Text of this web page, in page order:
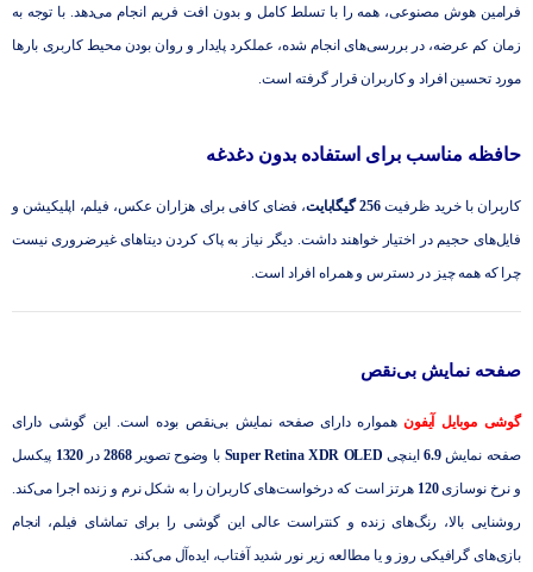
فرامین هوش مصنوعی، همه را با تسلط کامل و بدون افت فریم انجام می‌دهد. با توجه به
زمان کم عرضه، در بررسی‌های انجام شده، عملکرد پایدار و روان بودن محیط کاربری بارها
مورد تحسین افراد و کاربران قرار گرفته است.
حافظه مناسب برای استفاده بدون دغدغه
کاربران با خرید ظرفیت256 گیگابایت
، فضای کافی برای هزاران عکس، فیلم، اپلیکیشن و
فایل‌های حجیم در اختیار خواهند داشت. دیگر نیاز به پاک کردن دیتاهای غیرضروری نیست
چرا که همه چیز در دسترس و همراه افراد است.
صفحه نمایش بی‌نقص
گوشی موبایل آیفون همواره دارای صفحه نمایش بی‌نقص بوده است. این گوشی دارای
صفحه نمایش6.9 اینچی Super Retina XDR OLED با وضوح تصویر2868در 1320 پیکسل
و نرخ نوسازی120 هرتز است که درخواست‌های کاربران را به شکل نرم و زنده اجرا می‌کند.
روشنایی بالا، رنگ‌های زنده و کنتراست عالی این گوشی را برای تماشای فیلم، انجام
بازی‌های گرافیکی روز و یا مطالعه زیر نور شدید آفتاب، ایده‌آل می‌کند.